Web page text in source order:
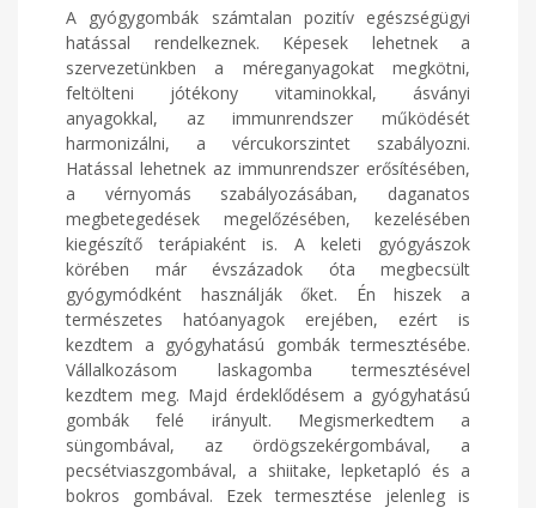
A gyógygombák számtalan pozitív egészségügyi
hatással rendelkeznek. Képesek lehetnek a
szervezetünkben a méreganyagokat megkötni,
feltölteni jótékony vitaminokkal, ásványi
anyagokkal, az immunrendszer működését
harmonizálni, a vércukorszintet szabályozni.
Hatással lehetnek az immunrendszer erősítésében,
a vérnyomás szabályozásában, daganatos
megbetegedések megelőzésében, kezelésében
kiegészítő terápiaként is. A keleti gyógyászok
körében már évszázadok óta megbecsült
gyógymódként használják őket. Én hiszek a
természetes hatóanyagok erejében, ezért is
kezdtem a gyógyhatású gombák termesztésébe.
Vállalkozásom laskagomba termesztésével
kezdtem meg. Majd érdeklődésem a gyógyhatású
gombák felé irányult. Megismerkedtem a
süngombával, az ördögszekérgombával, a
pecsétviaszgombával, a shiitake, lepketapló és a
bokros gombával. Ezek termesztése jelenleg is